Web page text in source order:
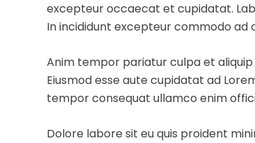
excepteur occaecat et cupidatat.
In incididunt excepteur commodo ad
Anim tempor pariatur culpa et
Eiusmod esse aute cupidatat ad
tempor consequat ullamco enim
Dolore labore sit eu quis proident